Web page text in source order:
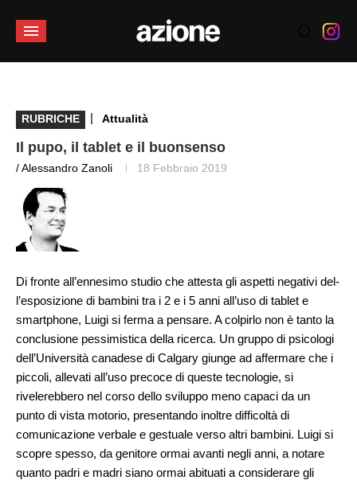
RUBRICHE | Attualità
Il pupo, il tablet e il buonsenso
/ Alessandro Zanoli 18 Febbraio 2019
Di fronte all’ennesimo studio che attesta gli aspetti negativi del-
l’esposizione di bambini tra i 2 e i 5 anni all’uso di tablet e
smartphone, Luigi si ferma a pensare. A colpirlo non è tanto la
conclusione pessimistica della ricerca. Un gruppo di psicologi
dell’Università canadese di Calgary giunge ad affermare che i
piccoli, allevati all’uso precoce di queste tecnologie, si
rivelerebbero nel corso dello sviluppo meno capaci da un
punto di vista motorio, presentando inoltre difficoltà di
comunicazione verbale e gestuale verso altri bambini. Luigi si
scopre spesso, da genitore ormai avanti negli anni, a notare
quanto padri e madri siano ormai abituati a considerare gli